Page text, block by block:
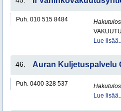
Puh. 010 515 8484
Lue lisää..
46. Auran Kuljetuspalvelu
Puh. 0400 328 537
Lue lisää..